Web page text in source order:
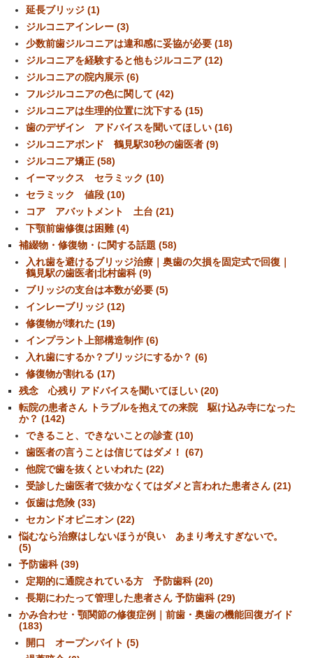
延長ブリッジ (1)
ジルコニアインレー (3)
少数前歯ジルコニアは違和感に妥協が必要 (18)
ジルコニアを経験すると他もジルコニア (12)
ジルコニアの院内展示 (6)
フルジルコニアの色に関して (42)
ジルコニアは生理的位置に沈下する (15)
歯のデザイン アドバイスを聞いてほしい (16)
ジルコニアボンド 鶴見駅30秒の歯医者 (9)
ジルコニア矯正 (58)
イーマックス セラミック (10)
セラミック 値段 (10)
コア アバットメント 土台 (21)
下顎前歯修復は困難 (4)
補綴物・修復物・に関する話題 (58)
入れ歯を避けるブリッジ治療｜奥歯の欠損を固定式で回復｜
鶴見駅の歯医者|北村歯科 (9)
ブリッジの支台は本数が必要 (5)
インレーブリッジ (12)
修復物が壊れた (19)
インプラント上部構造制作 (6)
入れ歯にするか？ブリッジにするか？ (6)
修復物が割れる (17)
残念 心残り アドバイスを聞いてほしい (20)
転院の患者さん トラブルを抱えての来院 駆け込み寺になった
か？ (142)
できること、できないことの診査 (10)
歯医者の言うことは信じてはダメ！ (67)
他院で歯を抜くといわれた (22)
受診した歯医者で抜かなくてはダメと言われた患者さん (21)
仮歯は危険 (33)
セカンドオピニオン (22)
悩むなら治療はしないほうが良い あまり考えすぎないで。
(5)
予防歯科 (39)
定期的に通院されている方 予防歯科 (20)
長期にわたって管理した患者さん 予防歯科 (29)
かみ合わせ・顎関節の修復症例｜前歯・奥歯の機能回復ガイド
(183)
開口 オープンバイト (5)